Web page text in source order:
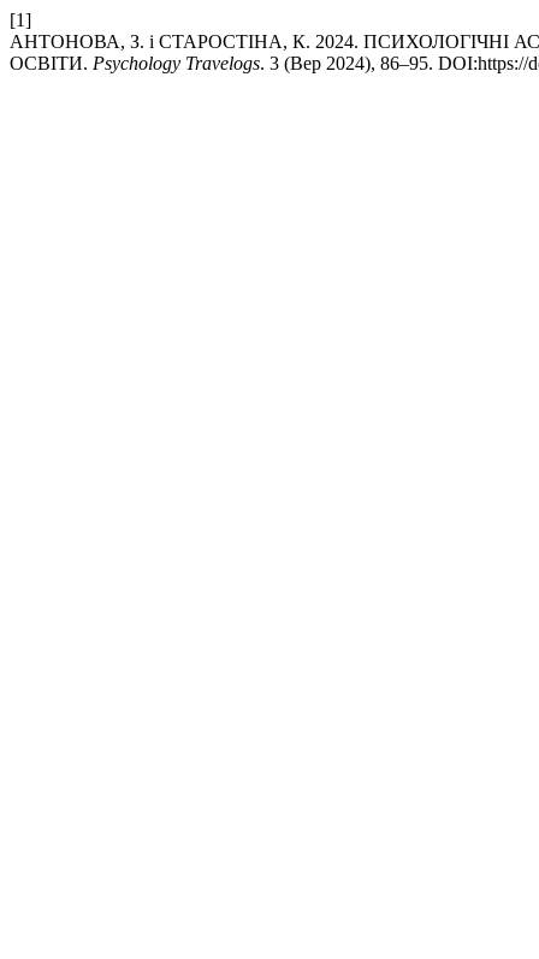
[1]
АНТОНОВА, З. і СТАРОСТІНА, К. 2024. ПСИХОЛОГІЧНІ
ОСВІТИ. Psychology Travelogs. 3 (Вер 2024), 86–95. DOI:https://